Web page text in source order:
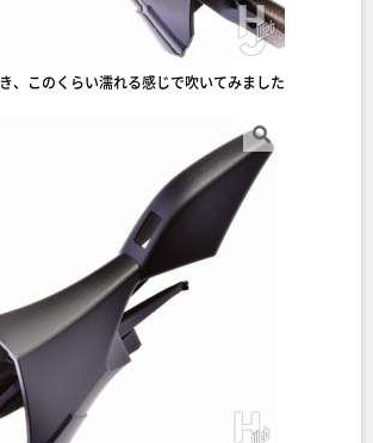
、このくらい濡れる感じで吹いてみました